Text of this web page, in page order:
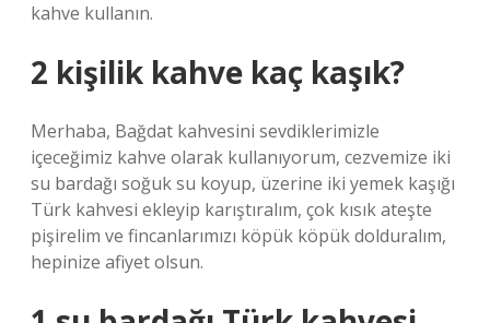
kahve kullanın.
2 kişilik kahve kaç kaşık?
Merhaba, Bağdat kahvesini sevdiklerimizle
içeceğimiz kahve olarak kullanıyorum, cezvemize iki
su bardağı soğuk su koyup, üzerine iki yemek kaşığı
Türk kahvesi ekleyip karıştıralım, çok kısık ateşte
pişirelim ve fincanlarımızı köpük köpük dolduralım,
hepinize afiyet olsun.